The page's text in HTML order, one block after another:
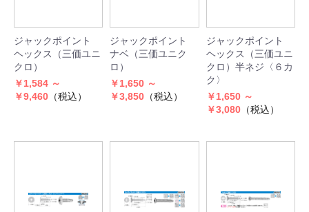
ジャックポイント
ヘックス（三価ユニ
クロ）
￥1,584 ～
￥9,460 （税込）
ジャックポイント
ナベ（三価ユニク
ロ）
￥1,650 ～
￥3,850 （税込）
ジャックポイント
ヘックス（三価ユニ
クロ）半ネジ〈６カ
ク〉
￥1,650 ～
￥3,080（税込）